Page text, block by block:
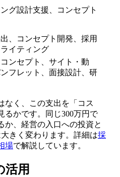
グ設計支援、コンセプト
、コンセプト開発、採用
イティング
ンセプト、サイト・動
フレット、面接設計、研
なく、この支出を「コス
るかです。同じ300万円で
か、経営の入口への投資と
きく変わります。詳細は採
場で解説しています。
活用